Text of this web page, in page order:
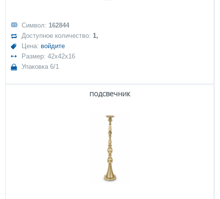
Символ: 162844
Доступное количество:1,
Цена: войдите
Размер: 42x42x16
Упаковка 6/1
подсвечник